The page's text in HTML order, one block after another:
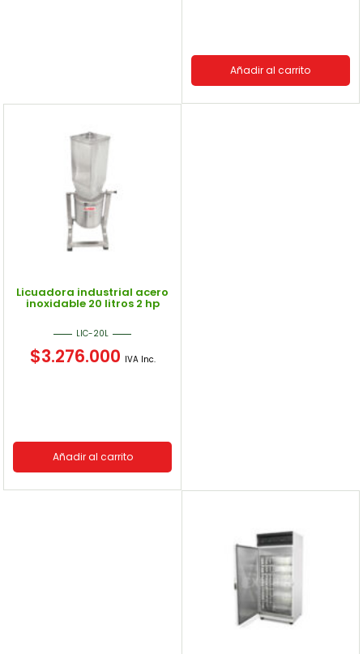
Añadir al carrito
Licuadora industrial acero
inoxidable 20 litros 2 hp
LIC-20L
$3.276.000 IVA Inc.
Añadir al carrito